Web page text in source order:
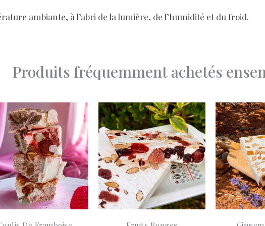
ambiante, à l’abri de la lumière, de l’humidité et du froid.
Produits fréquemment achetés